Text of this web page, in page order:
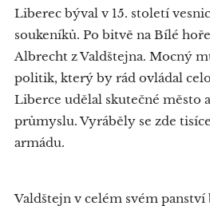
Liberec býval v 15. století
soukeníků. Po bitvě na Bílé
Albrecht z Valdštejna. Mocný
politik, který by rád ovládal
Liberce udělal skutečné město
průmyslu. Vyráběly se zde
armádu.
Valdštejn v celém svém